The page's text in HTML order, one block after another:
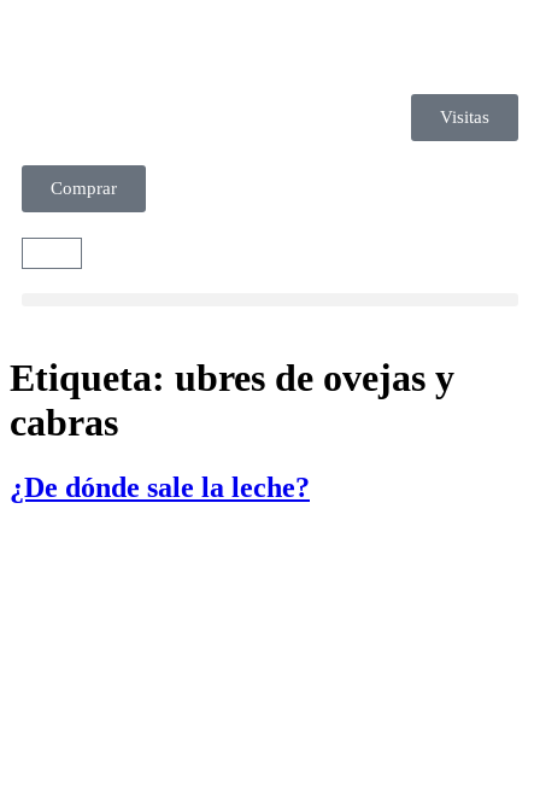
Visitas
Comprar
Etiqueta: ubres de ovejas y
cabras
¿De dónde sale la leche?